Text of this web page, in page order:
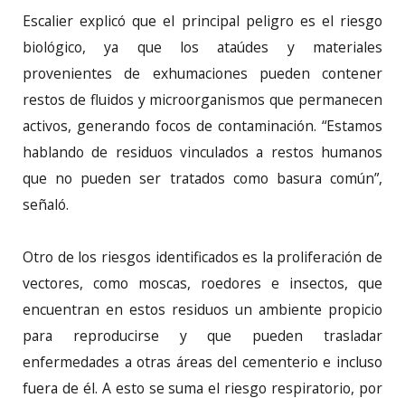
Escalier explicó que el principal peligro es el riesgo
biológico, ya que los ataúdes y materiales
provenientes de exhumaciones pueden contener
restos de fluidos y microorganismos que permanecen
activos, generando focos de contaminación. “Estamos
hablando de residuos vinculados a restos humanos
que no pueden ser tratados como basura común”,
señaló.
Otro de los riesgos identificados es la proliferación de
vectores, como moscas, roedores e insectos, que
encuentran en estos residuos un ambiente propicio
para reproducirse y que pueden trasladar
enfermedades a otras áreas del cementerio e incluso
fuera de él. A esto se suma el riesgo respiratorio, por